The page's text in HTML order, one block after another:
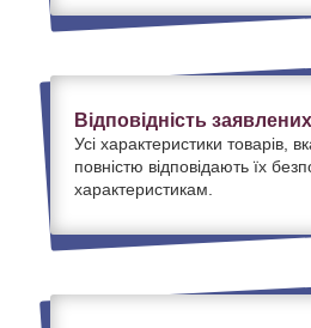
Відповідність
Усі характеристики товарів,
повністю відповідають їх
характеристикам.